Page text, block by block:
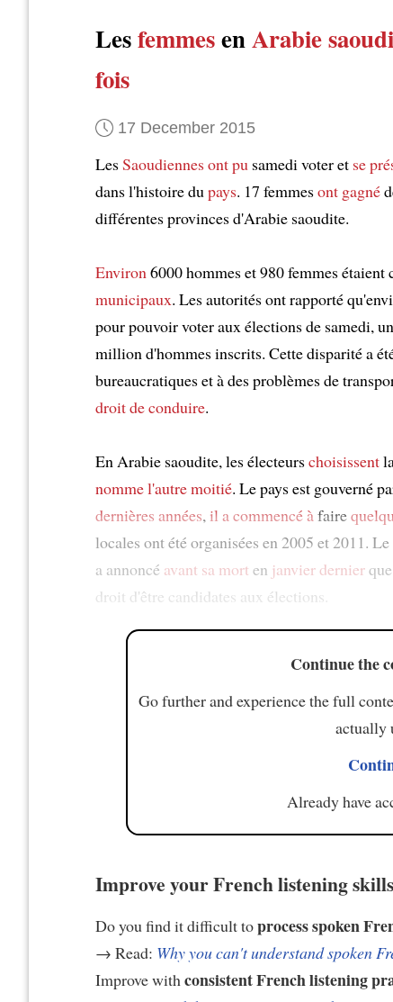
LesfemmesenArabie
fois
17 December 2015
LesSaoudiennesont pu samedi voter et se
dans l'histoire dupays. 17 femmesont gagné
différentes provinces d'Arabie saoudite.
Environ6000 hommes et 980 femmes étaient
municipaux. Les autorités ont rapporté
pour pouvoir voter aux élections de samedi, un
million d'hommes inscrits. Cette disparité a
bureaucratiques et à des problèmes de
droit de conduire.
En Arabie saoudite, les électeurschoisissent
nommel'autre moitié. Le pays est gouverné
dernières années, il a commencé àfaire
locales ont été organisées en 2005 et 2011.
a annoncé avant sa mort en janvier dernier
droit d'être candidates aux élections.
Continue the
Go further and experience the full
actually
Already have
Improve your French listening skills
Do you find it difficult toprocess spoken
→ Read: Why you can't understand spoken
Improve withconsistent French listening